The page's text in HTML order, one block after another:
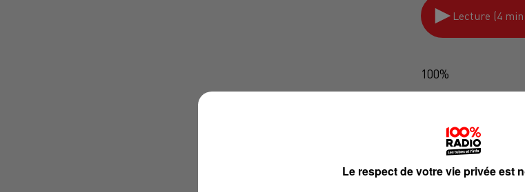
Lecture (4 min
100%
Le respect de votre vie privée est